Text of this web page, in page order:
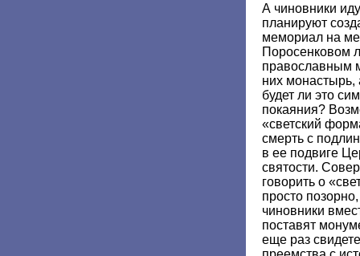
А чиновники
планируют
мемориал на
Поросенковом
православным
них монастырь,
будет ли это
покаяния?
«светский
смерть с
в ее подвиге
святости.
говорить о
просто
чиновники
поставят
еще раз